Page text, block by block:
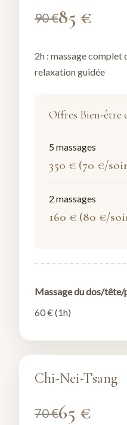
90 €85 €
2h : massage complet
relaxation guidée
Offres Bien-être
5 massages
350 € (70 €/
2 massages
160 € (80 €/
Massage du dos/
60 € (1h)
Chi-Nei-Tsang
70 €65 €